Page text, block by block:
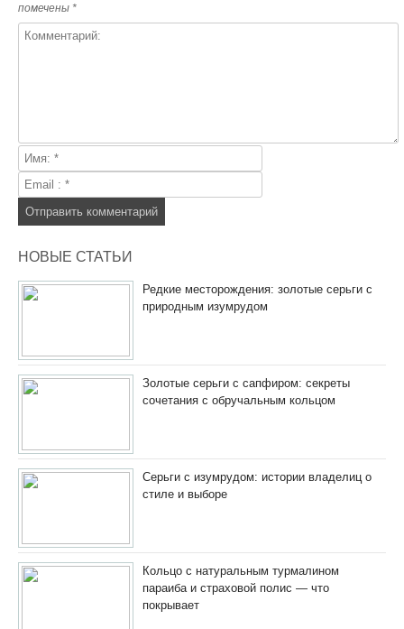
помечены *
НОВЫЕ СТАТЬИ
Редкие месторождения: золотые серьги с
природным изумрудом
Золотые серьги с сапфиром: секреты
сочетания с обручальным кольцом
Серьги с изумрудом: истории владелиц о
стиле и выборе
Кольцо с натуральным турмалином
параиба и страховой полис — что
покрывает